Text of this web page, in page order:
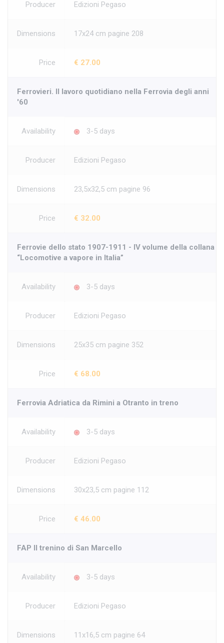
Producer Edizioni Pegaso
Dimensions 17x24 cm pagine 208
Price € 27.00
Ferrovieri. Il lavoro quotidiano nella Ferrovia degli anni
'60
Availability 3-5 days
Producer Edizioni Pegaso
Dimensions 23,5x32,5 cm pagine 96
Price € 32.00
Ferrovie dello stato 1907-1911 - IV volume della collana
“Locomotive a vapore in Italia”
Availability 3-5 days
Producer Edizioni Pegaso
Dimensions 25x35 cm pagine 352
Price € 68.00
Ferrovia Adriatica da Rimini a Otranto in treno
Availability 3-5 days
Producer Edizioni Pegaso
Dimensions 30x23,5 cm pagine 112
Price € 46.00
FAP Il trenino di San Marcello
Availability 3-5 days
Producer Edizioni Pegaso
Dimensions 11x16,5 cm pagine 64